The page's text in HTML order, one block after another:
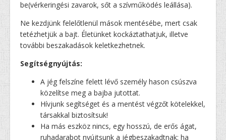
be(vérkeringési zavarok, sőt a szívműködés leállása).
Ne kezdjünk felelőtlenül mások mentésébe, mert csak
tetézhetjük a bajt. Életünket kockáztathatjuk, illetve
további beszakadások keletkezhetnek.
Segítségnyújtás:
A jég felszíne felett lévő személy hason csúszva
közelítse meg a bajba jutottat.
Hívjunk segítséget és a mentést végzőt kötelekkel,
társakkal biztosítsuk!
Ha más eszköz nincs, egy hosszú, de erős ágat,
ruhadarabot nyújtsunk a jégbeszakadtnak: ha